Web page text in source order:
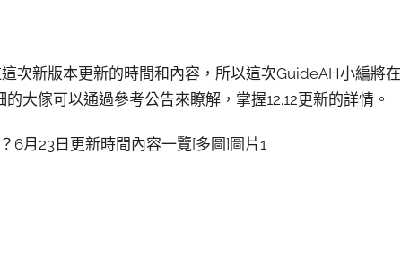
次新版本更新的時間和內容，所以這次GuideAH小編將在
大傢可以通過參考公告來瞭解，掌握12.12更新的詳情。